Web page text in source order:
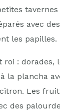
avec
les papilles.
roi : dorades,
la plancha
Les
des